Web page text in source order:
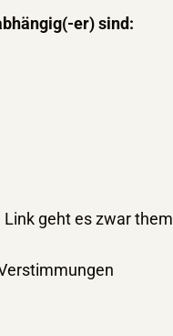
er) sind:
Link geht es zwar